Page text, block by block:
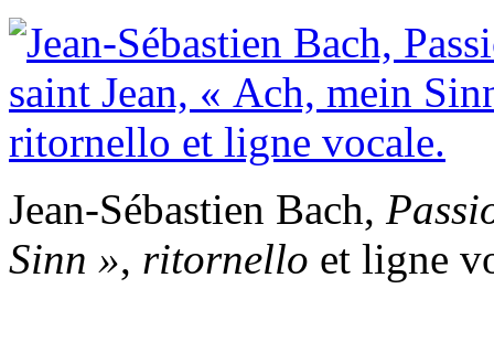
Jean-Sébastien Bach,
Sinn », ritornello et ligne